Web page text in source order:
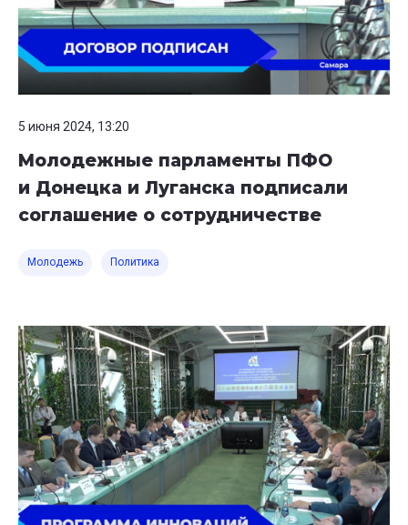
5 июня 2024, 13:20
Молодежные парламенты ПФО
и Донецка и Луганска подписали
соглашение о сотрудничестве
Молодежь Политика